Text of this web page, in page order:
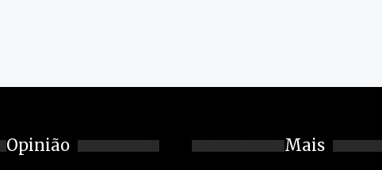
Opinião Mais